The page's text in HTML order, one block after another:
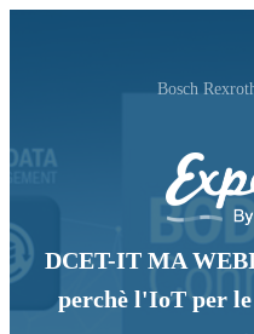
Bosch
DCET-IT MA
perchè l'IoT per